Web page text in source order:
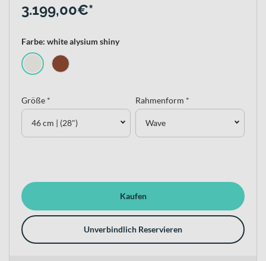
3.199,00€*
Farbe: white alysium shiny
Größe *
46 cm | (28")
Rahmenform *
Wave
Kaufen
Unverbindlich Reservieren